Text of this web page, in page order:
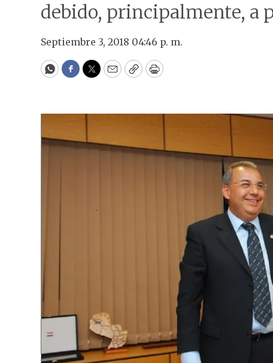
debido, principalmente, a
Septiembre 3, 2018 04:46 p. m.
WhatsApp
Facebook
Twitter
EmailCopyPrint